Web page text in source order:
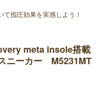
meta insole搭載
ニーカー M5231MT
指圧効果を実感しよう！